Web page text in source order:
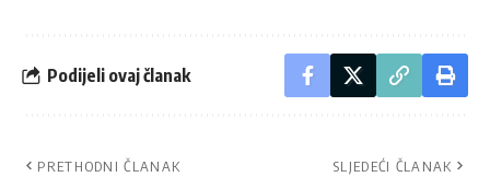
Podijeli ovaj članak
PRETHODNI ČLANAK SLJEDEĆI ČLANAK